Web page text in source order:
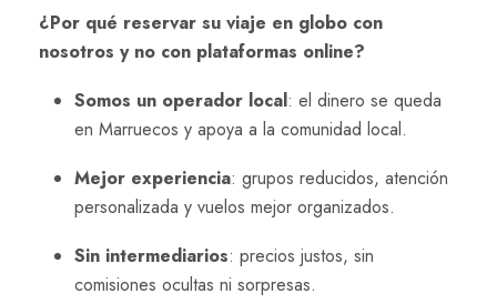
¿Por qué reservar su viaje en globo con
nosotros y no con plataformas online?
Somos un operador local: el dinero se queda
en Marruecos y apoya a la comunidad local.
Mejor experiencia: grupos reducidos, atención
personalizada y vuelos mejor organizados.
Sin intermediarios: precios justos, sin
comisiones ocultas ni sorpresas.